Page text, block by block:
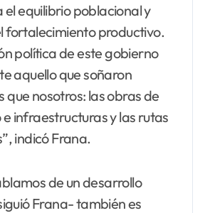
el equilibrio poblacional y
fortalecimiento productivo.
política de este gobierno
aquello que soñaron
que nosotros: las obras de
infraestructuras y las rutas
indicó Frana.
de un desarrollo
Frana- también es